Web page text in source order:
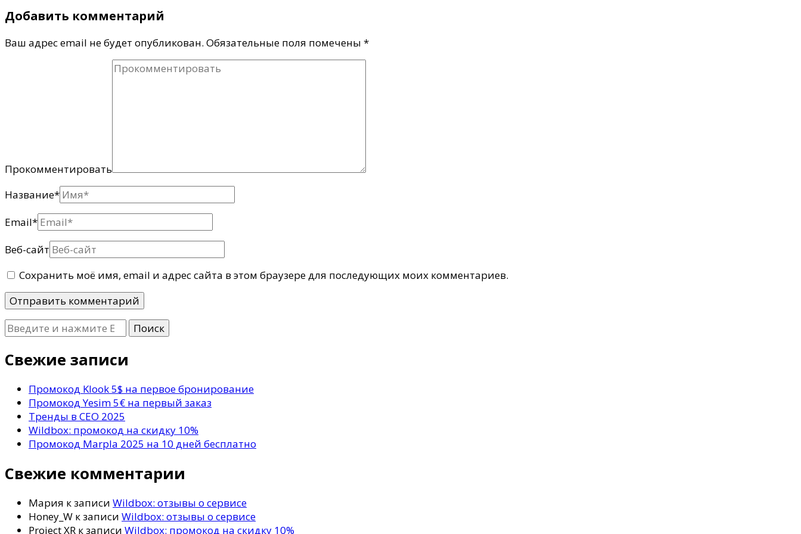
Добавить комментарий
Ваш адрес email не будет опубликован. Обязательные поля помечены *
Прокомментировать
Название*
Email*
Веб-сайт
Сохранить моё имя, email и адрес сайта в этом браузере для последующих моих комментариев.
Ищите
что-
то?
Свежие записи
Промокод Klook 5$ на первое бронирование
Промокод Yesim 5€ на первый заказ
Тренды в СЕО 2025
Wildbox: промокод на скидку 10%
Промокод Marpla 2025 на 10 дней бесплатно
Свежие комментарии
Мария к записи Wildbox: отзывы о сервисе
Honey_W к записи Wildbox: отзывы о сервисе
Project XR к записи Wildbox: промокод на скидку 10%